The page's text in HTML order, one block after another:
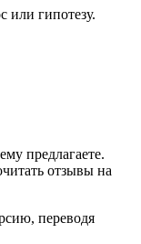
или гипотезу.
предлагаете.
отзывы на
переводя